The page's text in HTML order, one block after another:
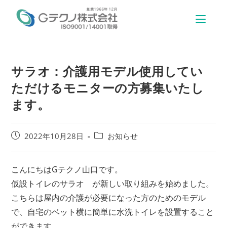
サラオ：介護用モデル使用してい
ただけるモニターの方募集いたし
ます。
2022年10月28日 お知らせ
こんにちはGテクノ山口です。
仮設トイレのサラオ が新しい取り組みを始めました。
こちらは屋内の介護が必要になった方のためのモデル
で、自宅のベット横に簡単に水洗トイレを設置すること